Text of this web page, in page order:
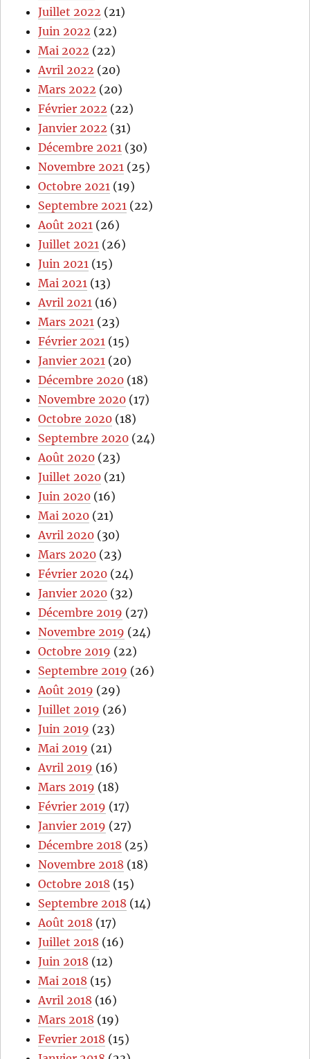
Juillet 2022 (21)
Juin 2022 (22)
Mai 2022 (22)
Avril 2022 (20)
Mars 2022 (20)
Février 2022 (22)
Janvier 2022 (31)
Décembre 2021 (30)
Novembre 2021 (25)
Octobre 2021 (19)
Septembre 2021 (22)
Août 2021 (26)
Juillet 2021 (26)
Juin 2021 (15)
Mai 2021 (13)
Avril 2021 (16)
Mars 2021 (23)
Février 2021 (15)
Janvier 2021 (20)
Décembre 2020 (18)
Novembre 2020 (17)
Octobre 2020 (18)
Septembre 2020 (24)
Août 2020 (23)
Juillet 2020 (21)
Juin 2020 (16)
Mai 2020 (21)
Avril 2020 (30)
Mars 2020 (23)
Février 2020 (24)
Janvier 2020 (32)
Décembre 2019 (27)
Novembre 2019 (24)
Octobre 2019 (22)
Septembre 2019 (26)
Août 2019 (29)
Juillet 2019 (26)
Juin 2019 (23)
Mai 2019 (21)
Avril 2019 (16)
Mars 2019 (18)
Février 2019 (17)
Janvier 2019 (27)
Décembre 2018 (25)
Novembre 2018 (18)
Octobre 2018 (15)
Septembre 2018 (14)
Août 2018 (17)
Juillet 2018 (16)
Juin 2018 (12)
Mai 2018 (15)
Avril 2018 (16)
Mars 2018 (19)
Fevrier 2018 (15)